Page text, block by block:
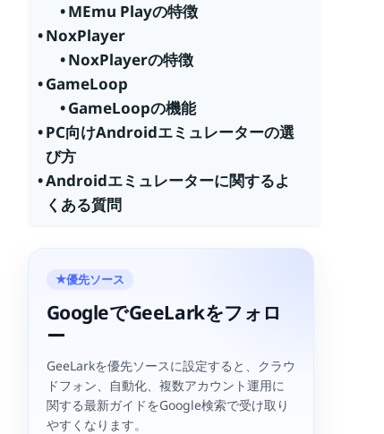
MEmu Playの特徴
NoxPlayer
NoxPlayerの特徴
GameLoop
GameLoopの機能
PC向けAndroidエミュレーターの選
び方
Androidエミュレーターに関するよ
くある質問
★優先ソース
GoogleでGeeLarkをフォロ
ー
GeeLarkを優先ソースに設定すると、クラウ
ドフォン、自動化、複数アカウント運用に
関する最新ガイドをGoogle検索で受け取り
やすくなります。